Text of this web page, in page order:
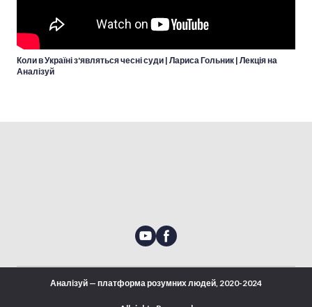
Коли в Україні з'являться чесні суди | Лариса Гольник | Лекція на
Аналізуй
Аналізуй — платформа розумних людей, 2020-2024